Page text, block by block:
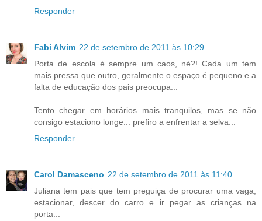
Responder
Fabi Alvim 22 de setembro de 2011 às 10:29
Porta de escola é sempre um caos, né?! Cada um tem
mais pressa que outro, geralmente o espaço é pequeno e a
falta de educação dos pais preocupa...
Tento chegar em horários mais tranquilos, mas se não
consigo estaciono longe... prefiro a enfrentar a selva...
Responder
Carol Damasceno 22 de setembro de 2011 às 11:40
Juliana tem pais que tem preguiça de procurar uma vaga,
estacionar, descer do carro e ir pegar as crianças na
porta...